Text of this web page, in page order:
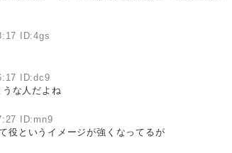
ID:4gs
ID:dc9
な人だよね
ID:mn9
役というイメージが強くなってるが